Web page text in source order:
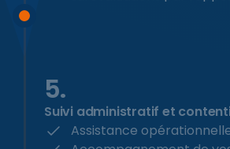
5.
Suivi administratif et
Assistance